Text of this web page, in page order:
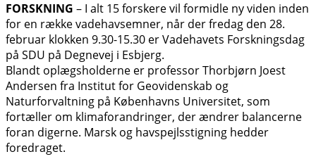
FORSKNING – I alt 15 forskere vil formidle ny viden inden
for en række vadehavsemner, når der fredag den 28.
februar klokken 9.30-15.30 er Vadehavets Forskningsdag
på SDU på Degnevej i Esbjerg.
Blandt oplægsholderne er professor Thorbjørn Joest
Andersen fra Institut for Geovidenskab og
Naturforvaltning på Københavns Universitet, som
fortæller om klimaforandringer, der ændrer balancerne
foran digerne. Marsk og havspejlsstigning hedder
foredraget.